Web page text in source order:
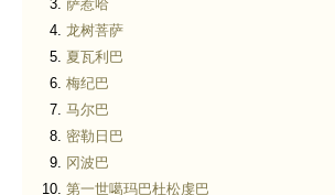
萨惹哈
龙树菩萨
夏瓦利巴
梅纪巴
马尔巴
密勒日巴
冈波巴
第一世噶玛巴杜松虔巴